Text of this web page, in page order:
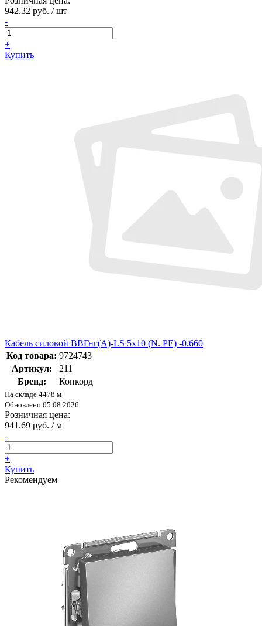
942.32 руб. / шт
-
+
Купить
Кабель силовой ВВГнг(А)-LS 5х10 (N. PE) -0.660
Код товара: 9724743
Артикул:
211
Бренд:
Конкорд
На складе 4478 м
Обновлено 05.08.2026
Розничная цена:
941.69 руб. / м
-
+
Купить
Рекомендуем